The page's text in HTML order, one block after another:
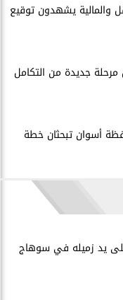
والمالية يشهدون توقيع
جديدة من التكامل
أسوان تبحثان خطة
يد زميله في سوهاج